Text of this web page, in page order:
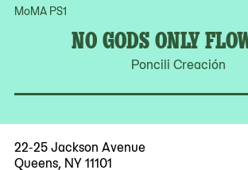
MoMA PS1
NO GODS ONLY
Poncili Creación
22-25 Jackson Avenue
Queens, NY 11101